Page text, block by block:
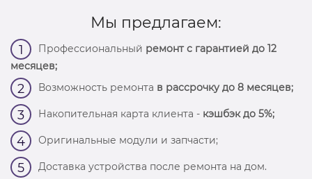
Мы предлагаем:
1 Профессиональный ремонт с гарантией до 12
месяцев;
2 Возможность ремонта в рассрочку до 8 месяцев;
3 Накопительная карта клиента - кэшбэк до 5%;
4 Оригинальные модули и запчасти;
5 Доставка устройства после ремонта на дом.